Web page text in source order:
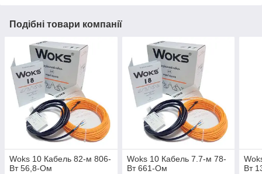
Подібні товари компанії
Woks 10 Кабель 82-м 806-
Вт 56,8-Ом
Woks 10 Кабель 7.7-м 78-
Вт 661-Ом
Вт